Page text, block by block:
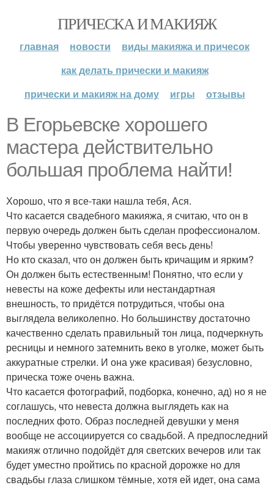
ПРИЧЕСКА И МАКИЯЖ
главная новости
виды макияжа и причесок
как делать прически и макияж
прически и макияж на дому
игры отзывы
В Егорьевске хорошего
мастера действительно
большая проблема найти!
Хорошо, что я все-таки нашла тебя, Ася.
Что касается свадебного макияжа, я считаю, что он в
первую очередь должен быть сделан профессионалом.
Чтобы уверенно чувствовать себя весь день!
Но кто сказал, что он должен быть кричащим и ярким?
Он должен быть естественным! Понятно, что если у
невесты на коже дефекты или нестандартная
внешность, то придётся потрудиться, чтобы она
выглядела великолепно. Но большинству достаточно
качественно сделать правильный тон лица, подчеркнуть
ресницы и немного затемнить веко в уголке, может быть
аккуратные стрелки. И она уже красивая) безусловно,
прическа тоже очень важна.
Что касается фотографий, подборка, конечно, ад) но я не
соглашусь, что невеста должна выглядеть как на
последних фото. Образ последней девушки у меня
вообще не ассоциируется со свадьбой. А предпоследний
макияж отлично подойдёт для светских вечеров или так
будет уместно пройтись по красной дорожке но для
свадьбы глаза слишком тёмные, хотя ей идет, она сама